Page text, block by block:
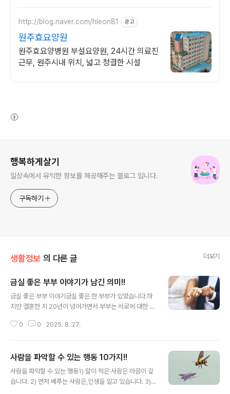
http://blog.naver.com/hleon81 광고
원주효요양원
원주효요양병원 부설요양원, 24시간 의료진
근무, 원주시내 위치, 넓고 청결한 시설
행복하게살기
일상속에서 유익한 정보를 제공해주는 블로그 입니다.
구독하기
생활정보 의 다른 글 더보기
금실 좋은 부부 이야기가 남긴 의미!!
금실 좋은 부부 이야기금실 좋은 한 부부가 있었습니다.하
지만 결혼한 지 20년이 넘어가면서 부부는 서로에 대한 관
심하기 전 마지막 기회라 생각하고 친한 지인을 찾아갔습
종이 한 장에 써 오라고 했습니다.그렇게 다음 만남의 시간
이 되었을 때,긴 의미는 서로에 대한 감사했던 것들과 칭찬
을 서로에게 읽어주고,잠잠히 들었습니다.서로에 대한 칭
0 0 2025. 8. 27.
사람을 파악할 수 있는 행동 10가지!!
사람을 파악할 수 있는 행동1) 말이 적은 사람은 마음이 깊
습니다. 2) 먼저 베푸는 사람은,인생을 알고 있습니다. 3)